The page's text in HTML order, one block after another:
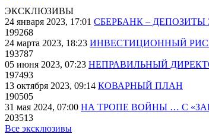
ЭКСКЛЮЗИВЫ
24 января 2023, 17:01 СБЕРБАНК –
199268
24 марта 2023, 18:23 ИНВЕСТИЦИОННЫЙ
193787
05 июня 2023, 07:23 НЕПРАВИЛЬНЫЙ
197493
13 октября 2023, 09:14 КОВАРНЫЙ ПЛАН
190505
31 мая 2024, 07:00 НА ТРОПЕ ВОЙНЫ … С
203513
Все эксклюзивы